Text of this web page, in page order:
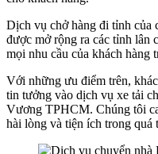
Dịch vụ chở hàng đi tỉnh
được mở rộng ra các tỉnh lân
mọi nhu cầu của khách hàng
Với những ưu điểm trên,
tin tưởng vào dịch vụ xe tải
Vương TPHCM. Chúng tôi
hài lòng và tiện ích trong quá